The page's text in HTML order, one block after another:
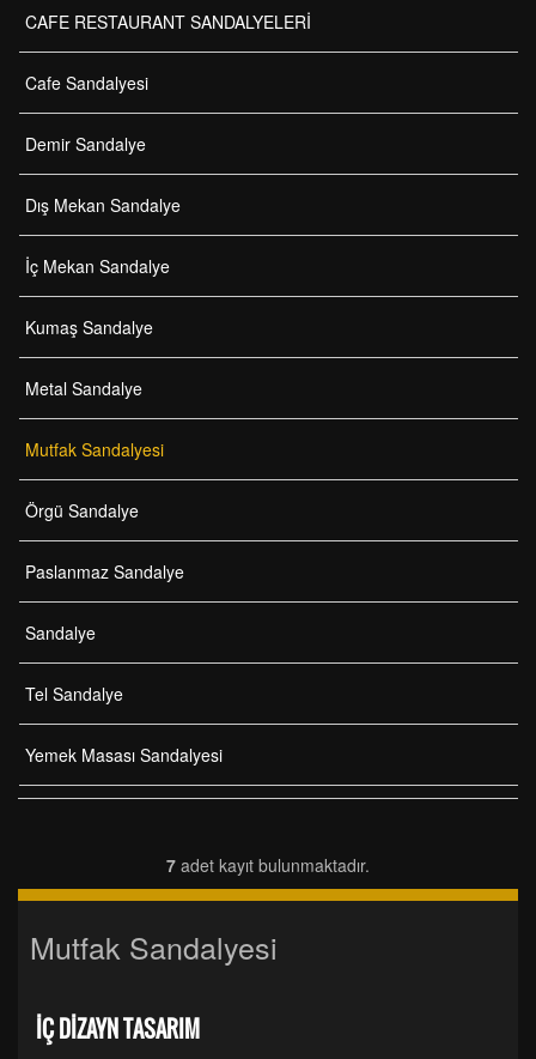
CAFE RESTAURANT SANDALYELERİ
Cafe Sandalyesi
Demir Sandalye
Dış Mekan Sandalye
İç Mekan Sandalye
Kumaş Sandalye
Metal Sandalye
Mutfak Sandalyesi
Örgü Sandalye
Paslanmaz Sandalye
Sandalye
Tel Sandalye
Yemek Masası Sandalyesi
7 adet kayıt bulunmaktadır.
Mutfak Sandalyesi
İÇ DİZAYN TASARIM